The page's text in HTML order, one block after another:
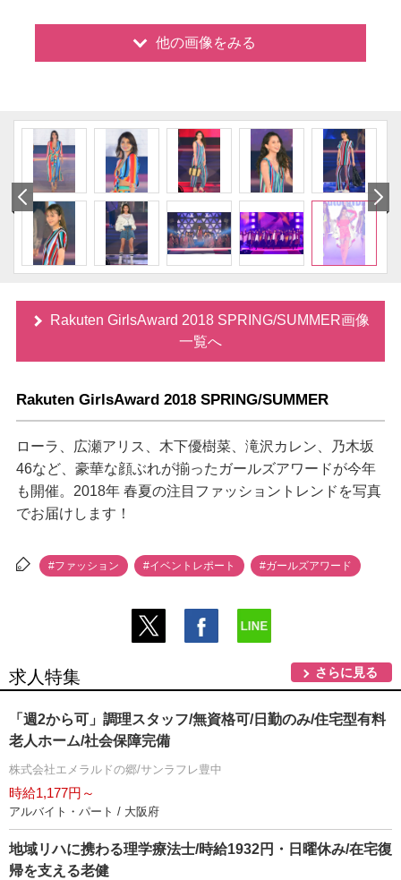
他の画像をみる
Rakuten GirlsAward 2018 SPRING/SUMMER画像
一覧へ
Rakuten GirlsAward 2018 SPRING/SUMMER
ローラ、広瀬アリス、木下優樹菜、滝沢カレン、乃木坂
46など、豪華な顔ぶれが揃ったガールズアワードが今年
も開催。2018年 春夏の注目ファッショントレンドを写真
でお届けします！
#ファッション #イベントレポート #ガールズアワード
求人特集 さらに見る
「週2から可」調理スタッフ/無資格可/日勤のみ/住宅型有料
老人ホーム/社会保障完備
株式会社エメラルドの郷/サンラフレ豊中
時給1,177円～
アルバイト・パート / 大阪府
地域リハに携わる理学療法士/時給1932円・日曜休み/在宅復
帰を支える老健